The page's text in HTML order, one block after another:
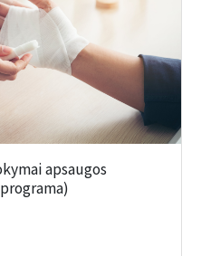
apsaugos